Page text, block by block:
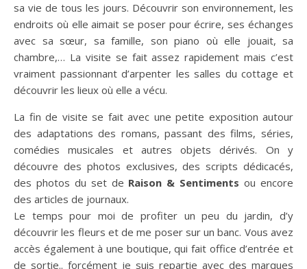
sa vie de tous les jours. Découvrir son environnement, les
endroits où elle aimait se poser pour écrire, ses échanges
avec sa sœur, sa famille, son piano où elle jouait, sa
chambre,… La visite se fait assez rapidement mais c’est
vraiment passionnant d’arpenter les salles du cottage et
découvrir les lieux où elle a vécu.
La fin de visite se fait avec une petite exposition autour
des adaptations des romans, passant des films, séries,
comédies musicales et autres objets dérivés. On y
découvre des photos exclusives, des scripts dédicacés,
des photos du set de Raison & Sentiments ou encore
des articles de journaux.
Le temps pour moi de profiter un peu du jardin, d’y
découvrir les fleurs et de me poser sur un banc. Vous avez
accès également à une boutique, qui fait office d’entrée et
de sortie.. forcément je suis repartie avec des marques